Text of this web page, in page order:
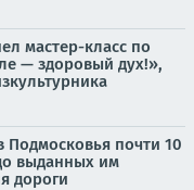
мастер-класс по
— здоровый дух!»,
Подмосковья почти 10
выданных им
дороги